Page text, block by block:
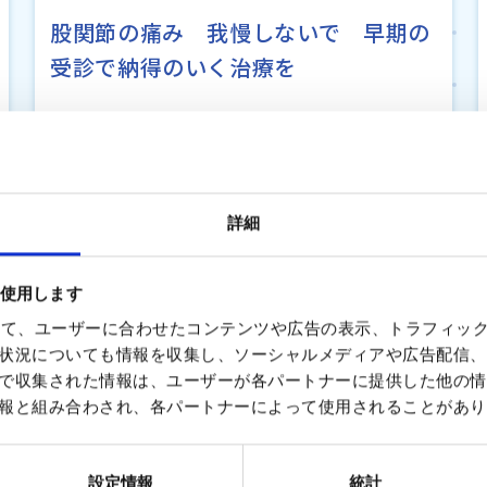
詳細
用します
、ユーザーに合わせたコンテンツや広告の表示、トラフィッ
況についても情報を収集し、ソーシャルメディアや広告配信
収集された情報は、ユーザーが各パートナーに提供した他の
と組み合わされ、各パートナーによって使用されることがあ
設定情報 統計
股関節の痛み 我慢しないで 早期の
受診で納得のいく治療を